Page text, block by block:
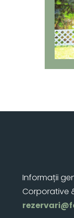
Informații
Corporative